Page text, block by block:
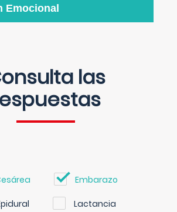
Emocional
las
Embarazo
Lactancia